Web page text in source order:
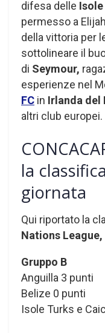
difesa delle
permesso a Elijah
della vittoria per
sottolineare il
di Seymour,
esperienze nel
FC in Irlanda del
altri club europei.
la
giornata
Qui riportato la
Nations League,
Gruppo B
Anguilla 3 punti
Belize 0 punti
Isole Turks e